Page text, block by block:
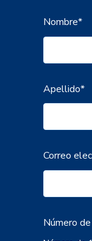
Nombre*
Apellido*
Correo
Número